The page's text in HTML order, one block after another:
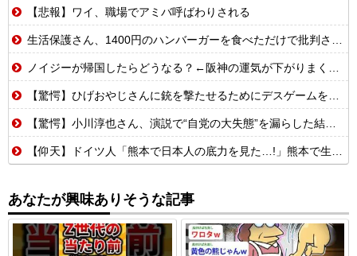
【悲報】ワイ、職場でアミバ呼ばわりされる
生活保護さん、1400円のハンバーガーを食べただけで批判される
ノイジーが帰国したらどうなる？←阪神の運気が下がりまくるやろな
【驚愕】ひげおやじさんに銃を撃たせるためにデスゲームを開催するはりーシ
【驚愕】小川淳也さん、演説で“自党の大失態”を漏らした結果→党からブチギレられるwwwww
【仰天】ドイツ人「熊本で日本人の底力を見た…!」熊本で生まれて初めて震度7の大地震を経験したドイツ人。直後、日本人たちの行動に衝撃を受けてしまう…
あなたが興味ありそうな記事